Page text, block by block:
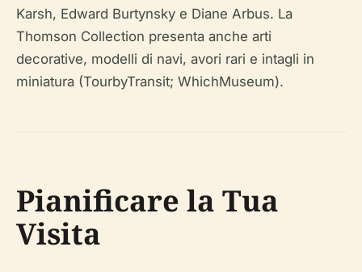
Karsh, Edward Burtynsky e Diane Arbus. La
Thomson Collection presenta anche arti
decorative, modelli di navi, avori rari e intagli in
miniatura (TourbyTransit; WhichMuseum).
Pianificare la Tua
Visita